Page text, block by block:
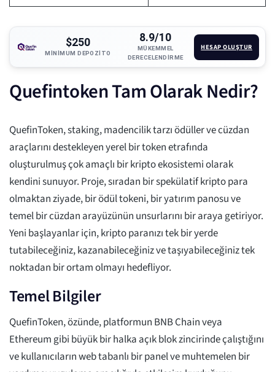
$250
MINIMUM DEPOZITO
8.9/10
MÜKEMMEL
DERECELENDIRME
HESAP OLUŞTUR
Quefintoken Tam Olarak Nedir?
QuefinToken, staking, madencilik tarzı ödüller ve cüzdan
araçlarını destekleyen yerel bir token etrafında
oluşturulmuş çok amaçlı bir kripto ekosistemi olarak
kendini sunuyor. Proje, sıradan bir spekülatif kripto para
olmaktan ziyade, bir ödül tokeni, bir yatırım panosu ve
temel bir cüzdan arayüzünün unsurlarını bir araya getiriyor.
Yeni başlayanlar için, kripto paranızı tek bir yerde
tutabileceğiniz, kazanabileceğiniz ve taşıyabileceğiniz tek
noktadan bir ortam olmayı hedefliyor.
Temel Bilgiler
QuefinToken, özünde, platformun BNB Chain veya
Ethereum gibi büyük bir halka açık blok zincirinde çalıştığını
ve kullanıcıların web tabanlı bir panel ve muhtemelen bir